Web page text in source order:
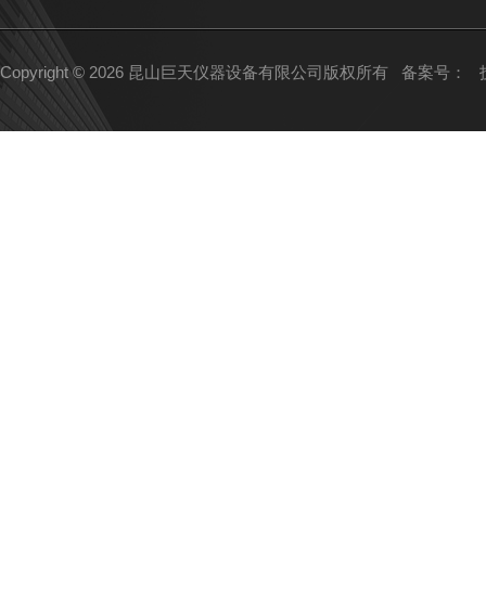
Copyright © 2026 昆山巨天仪器设备有限公司版权所有 备案号：